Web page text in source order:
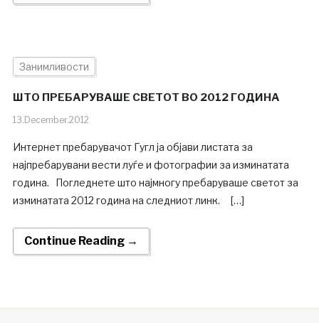
Занимливости
ШТО ПРЕБАРУВАШЕ СВЕТОТ ВО 2012 ГОДИНА
13.December.2012
Интернет пребарувачот Гугл ја објави листата за
најпребарувани вести луѓе и фотографии за изминатата
година. Погледнете што најмногу пребаруваше светот за
изминатата 2012 година на следниот линк. […]
Continue Reading →